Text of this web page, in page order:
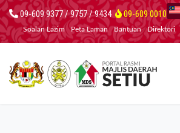
09-609 9377 / 9757 / 9434 09-609 0010
Soalan Lazim Peta Laman Bantuan Direktori